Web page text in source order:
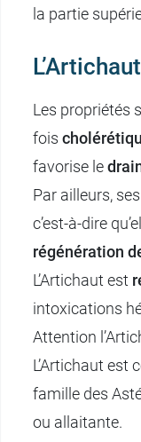
la partie
L’Artichaut
Les propriétés
fois
favorise le
Par ailleurs,
c’est-à-dire
régénération
L’Artichaut est
intoxications
Attention
L’Artichaut est
famille des
ou allaitante.